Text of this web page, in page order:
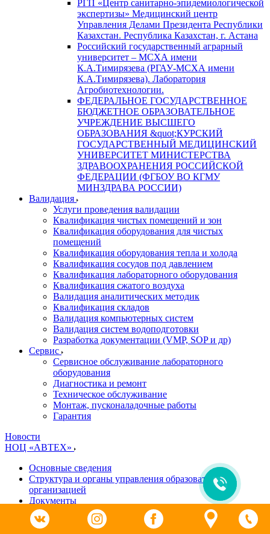
РГП «Центр санитарно-эпидемиологической
экспертизы» Медицинский центр
Управления Делами Президента Республики
Казахстан. Республика Казахстан, г. Астана
Российский государственный аграрный
университет – МСХА имени
К.А.Тимирязева (РГАУ-МСХА имени
К.А.Тимирязева). Лаборатория
Агробиотехнологии.
ФЕДЕРАЛЬНОЕ ГОСУДАРСТВЕННОЕ
БЮДЖЕТНОЕ ОБРАЗОВАТЕЛЬНОЕ
УЧРЕЖДЕНИЕ ВЫСШЕГО
ОБРАЗОВАНИЯ &quot;КУРСКИЙ
ГОСУДАРСТВЕННЫЙ МЕДИЦИНСКИЙ
УНИВЕРСИТЕТ МИНИСТЕРСТВА
ЗДРАВООХРАНЕНИЯ РОССИЙСКОЙ
ФЕДЕРАЦИИ (ФГБОУ ВО КГМУ
МИНЗДРАВА РОССИИ)
Валидация
Услуги проведения валидации
Квалификация чистых помещений и зон
Квалификация оборудования для чистых
помещений
Квалификация оборудования тепла и холода
Квалификация сосудов под давлением
Квалификация лабораторного оборудования
Квалификация сжатого воздуха
Валидация аналитических методик
Квалификация складов
Валидация компьютерных систем
Валидация систем водоподготовки
Разработка документации (VMP, SOP и др)
Cервис
Сервисное обслуживание лабораторного
оборудования
Диагностика и ремонт
Техническое обслуживание
Монтаж, пусконаладочные работы
Гарантия
Новости
НОЦ «АВТЕХ»
Основные сведения
Структура и органы управления образовательной
организацией
Документы
Образование
Руководство. Педагогический (научно-педагогический)